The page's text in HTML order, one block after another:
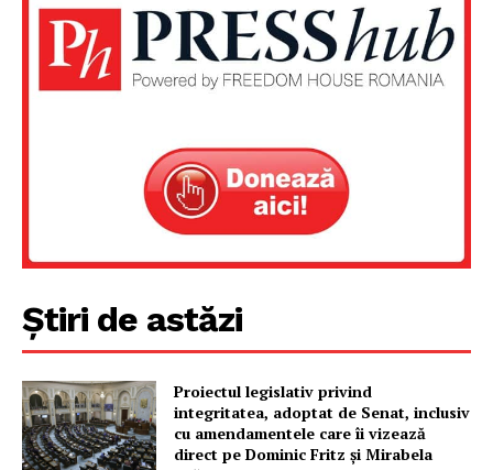
Știri de astăzi
Proiectul legislativ privind
integritatea, adoptat de Senat, inclusiv
cu amendamentele care îi vizează
direct pe Dominic Fritz și Mirabela